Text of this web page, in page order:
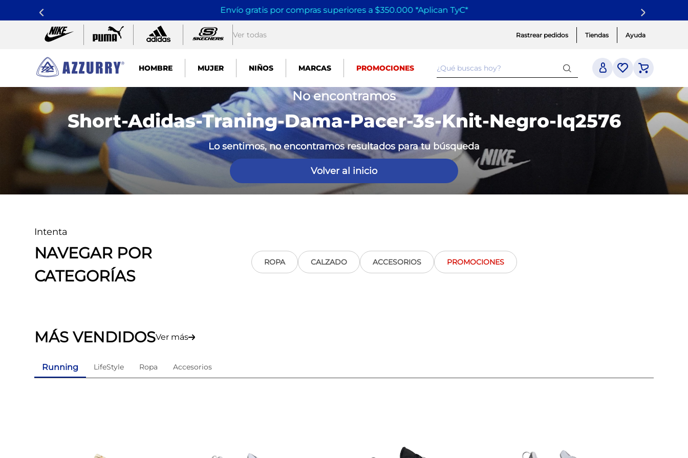
Envío gratis por compras superiores a $350.000 *Aplican TyC*
Ver todas Rastrear pedidos Tiendas Ayuda
HOMBRE MUJER NIÑOS MARCAS PROMOCIONES
No encontramos
Short-Adidas-Traning-Dama-Pacer-3s-Knit-Negro-Iq2576
Lo sentimos, no encontramos resultados para tu búsqueda
Volver al inicio
Intenta
NAVEGAR POR
CATEGORÍAS
ROPA CALZADO ACCESORIOS PROMOCIONES
MÁS VENDIDOSVer más
Running LifeStyle Ropa Accesorios
TÉRMINOS MÁS BUSCADOS
1.
nike pacific
guayos
sandalias
tenis hombre
tenis mujer
guayos sintéticos
nike mujer